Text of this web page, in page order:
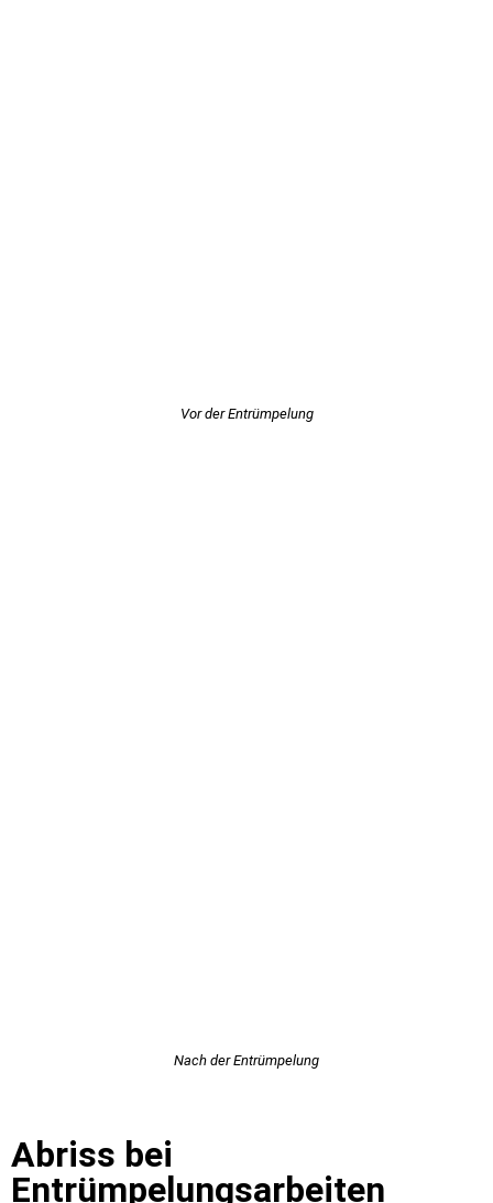
Vor der Entrümpelung
Nach der Entrümpelung
Abriss bei
Entrümpelungsarbeiten